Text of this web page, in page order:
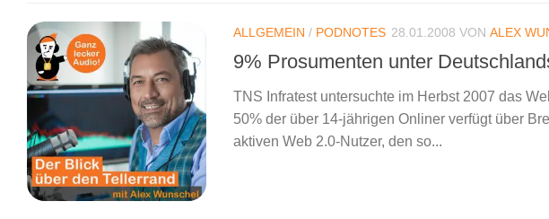
ALLGEMEIN / PODNOTES 28.01.2008 VON ALEX
9% Prosumenten unter
TNS Infratest untersuchte im Herbst 2007 das
50% der über 14-jährigen Onliner verfügt über
aktiven Web 2.0-Nutzer, den so...